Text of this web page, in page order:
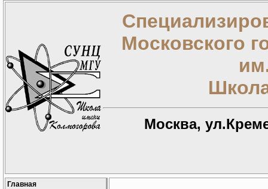
Московского
Москва,
Главная